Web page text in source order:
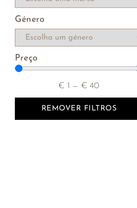
Género
Preço
€ 1 — €40
REMOVER FILTROS